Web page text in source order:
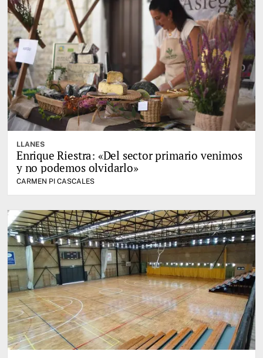
LLANES
Enrique Riestra: «Del sector primario venimos
y no podemos olvidarlo»
CARMEN PI CASCALES